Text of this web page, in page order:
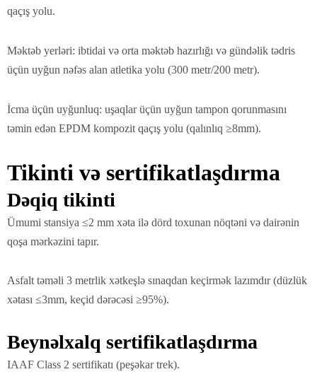
qaçış yolu.
Məktəb yerləri: ibtidai və orta məktəb hazırlığı və gündəlik tədris
üçün uyğun nəfəs alan atletika yolu (300 metr/200 metr).
İcma üçün uyğunluq: uşaqlar üçün uyğun tampon qorunmasını
təmin edən EPDM kompozit qaçış yolu (qalınlıq ≥8mm).
Tikinti və sertifikatlaşdırma
Dəqiq tikinti
Ümumi stansiya ≤2 mm xəta ilə dörd toxunan nöqtəni və dairənin
qoşa mərkəzini tapır.
Asfalt təməli 3 metrlik xətkeşlə sınaqdan keçirmək lazımdır (düzlük
xətası ≤3mm, keçid dərəcəsi ≥95%).
Beynəlxalq sertifikatlaşdırma
IAAF Class 2 sertifikatı (peşəkar trek).